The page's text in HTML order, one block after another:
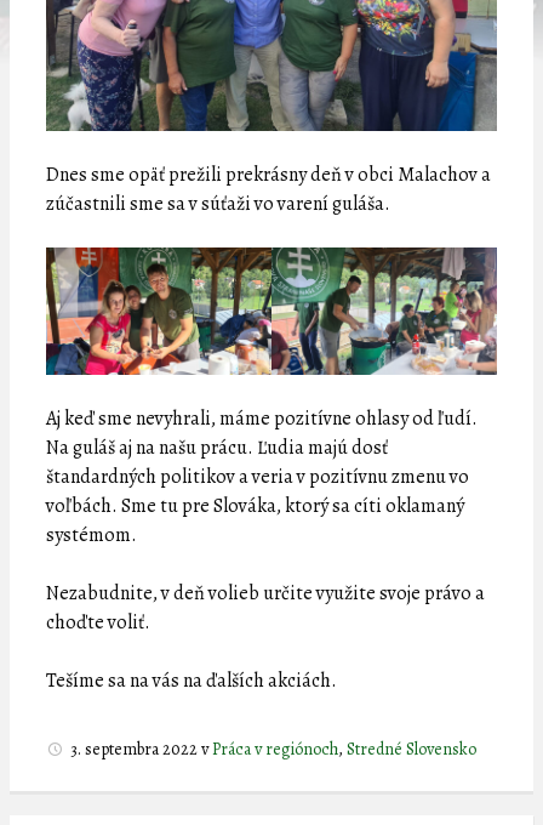
Dnes sme opäť prežili prekrásny deň v obci Malachov a
zúčastnili sme sa v súťaži vo varení guláša.
Aj keď sme nevyhrali, máme pozitívne ohlasy od ľudí.
Na guláš aj na našu prácu. Ľudia majú dosť
štandardných politikov a veria v pozitívnu zmenu vo
voľbách. Sme tu pre Slováka, ktorý sa cíti oklamaný
systémom.
Nezabudnite, v deň volieb určite využite svoje právo a
choďte voliť.
Tešíme sa na vás na ďalších akciách.
3. septembra 2022vPráca v regiónoch, Stredné Slovensko